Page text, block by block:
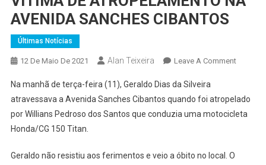
AVENIDA SANCHES CIBANTOS
Últimas Notícias
12 De Maio De 2021 Alan Teixeira Leave A CommentOn
TERÇA-
FEIRA
Na manhã de terça-feira (11), Geraldo Dias da Silveira
atravessava a Avenida Sanches Cibantos quando foi atropelado
por Willians Pedroso dos Santos que conduzia uma motocicleta
Honda/CG 150 Titan.
Geraldo não resistiu aos ferimentos e veio a óbito no local. O